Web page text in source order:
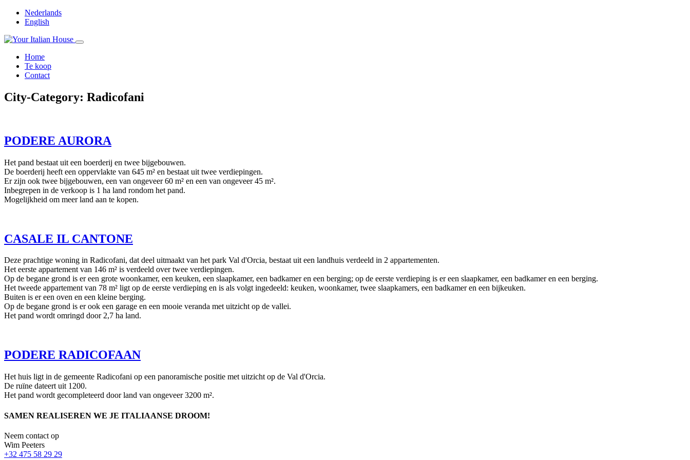
Nederlands
English
Home
Te koop
Contact
City-Category: Radicofani
PODERE AURORA
Het pand bestaat uit een boerderij en twee bijgebouwen.
De boerderij heeft een oppervlakte van 645 m² en bestaat uit twee verdiepingen.
Er zijn ook twee bijgebouwen, een van ongeveer 60 m² en een van ongeveer 45 m².
Inbegrepen in de verkoop is 1 ha land rondom het pand.
Mogelijkheid om meer land aan te kopen.
CASALE IL CANTONE
Deze prachtige woning in Radicofani, dat deel uitmaakt van het park Val d'Orcia, bestaat uit een landhuis verdeeld in 2 appartementen.
Het eerste appartement van 146 m² is verdeeld over twee verdiepingen.
Op de begane grond is er een grote woonkamer, een keuken, een slaapkamer, een badkamer en een berging; op de eerste verdieping is er een slaapkamer, een badkamer en een berging.
Het tweede appartement van 78 m² ligt op de eerste verdieping en is als volgt ingedeeld: keuken, woonkamer, twee slaapkamers, een badkamer en een bijkeuken.
Buiten is er een oven en een kleine berging.
Op de begane grond is er ook een garage en een mooie veranda met uitzicht op de vallei.
Het pand wordt omringd door 2,7 ha land.
PODERE RADICOFAAN
Het huis ligt in de gemeente Radicofani op een panoramische positie met uitzicht op de Val d'Orcia.
De ruïne dateert uit 1200.
Het pand wordt gecompleteerd door land van ongeveer 3200 m².
SAMEN REALISEREN WE JE ITALIAANSE DROOM!
Neem contact op
Wim Peeters
+32 475 58 29 29